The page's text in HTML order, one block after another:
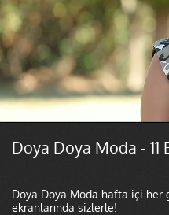
Doya Doya Moda - 11
Doya Doya Moda hafta içi her
ekranlarında sizlerle!